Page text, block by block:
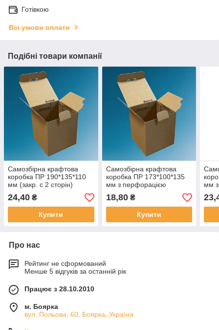
Готівкою
Всі умови оплати
Подібні товари компанії
Самозбірна крафтова
коробка ПР 190*135*110
мм (закр. с 2 сторін)
24,40 ₴
Купити
Самозбірна крафтова
коробка ПР 173*100*135
мм з перфорацією
18,80₴
Купити
мм
Про нас
Рейтинг не сформований
Менше 5 відгуків за останній рік
Працює з 28.10.2010
м. Боярка
вул. Польова, 60, Боярка, Україна